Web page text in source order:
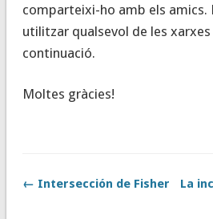
comparteixi-ho amb els amics.
utilitzar qualsevol de les
continuació.
Moltes gràcies!
← Intersección de Fisher
La